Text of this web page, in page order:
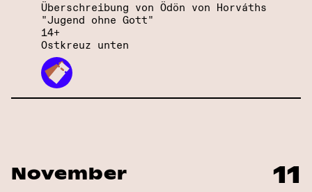
Überschreibung von Ödön von Horváths
"Jugend ohne Gott"
14+
Ostkreuz unten
November 11